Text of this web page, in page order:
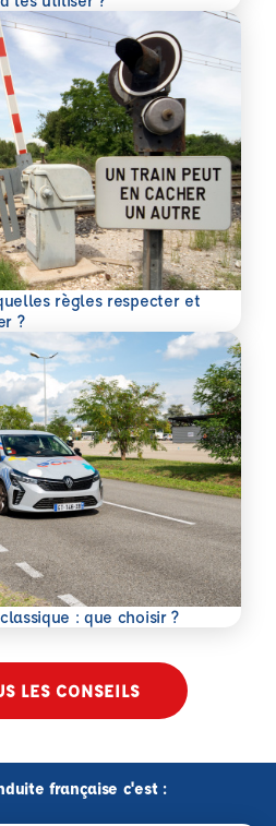
règles respecter et
?
: que choisir ?
LES CONSEILS
française c'est :